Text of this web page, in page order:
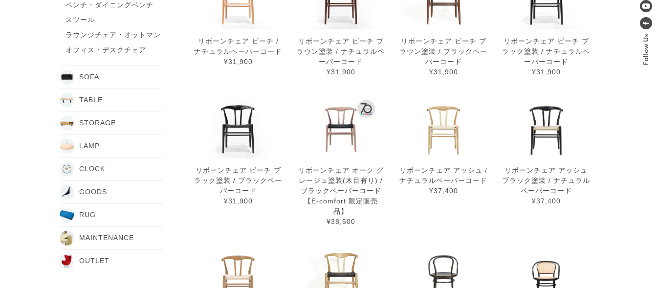
ベンチ・ダイニングベンチ
スツール
ラウンジチェア・オットマン
オフィス・デスクチェア
SOFA
TABLE
STORAGE
LAMP
CLOCK
GOODS
RUG
MAINTENANCE
OUTLET
リボーンチェア ビーチ /
ナチュラルペーパーコード
¥31,900
リボーンチェア ビーチ ブ
ラウン塗装 / ナチュラルペ
ーパーコード
¥31,900
リボーンチェア ビーチ ブ
ラウン塗装 / ブラックペー
パーコード
¥31,900
リボーンチェア ビーチ ブ
ラック塗装 / ナチュラルペ
ーパーコード
¥31,900
リボーンチェア ビーチ ブ
ラック塗装 / ブラックペー
パーコード
¥31,900
リボーンチェア オーク グ
レージュ塗装(木目有り) /
ブラックペーパーコード
【E-comfort 限定販売
品】
¥38,500
リボーンチェア アッシュ /
ナチュラルペーパーコード
¥37,400
リボーンチェア アッシュ
ブラック塗装 / ナチュラル
ペーパーコード
¥37,400